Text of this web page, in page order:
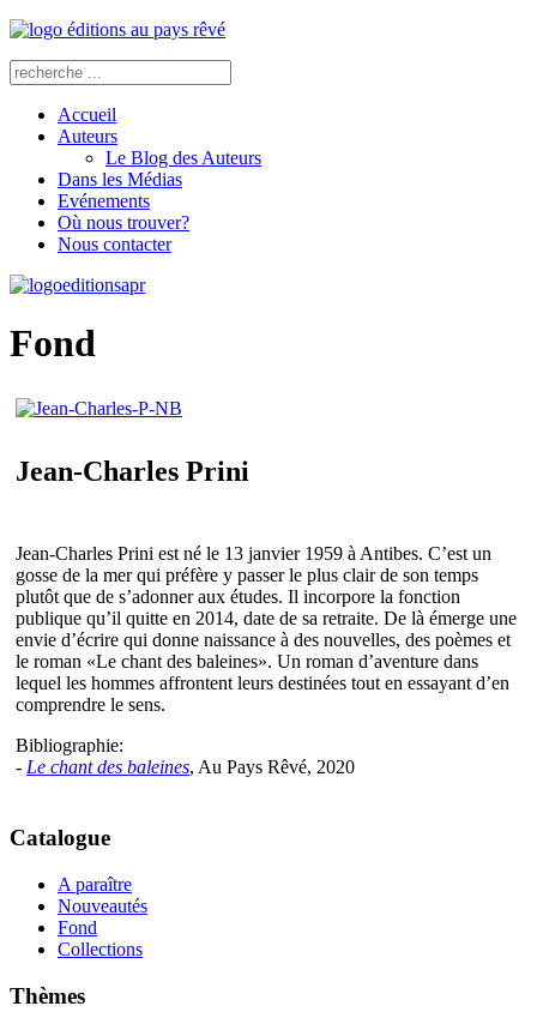
Accueil
Auteurs
Le Blog des Auteurs
Dans les Médias
Evénements
Où nous trouver?
Nous contacter
Fond
Jean-Charles Prini
Jean-Charles Prini est né le 13 janvier 1959 à Antibes. C’est un
gosse de la mer qui préfère y passer le plus clair de son temps
plutôt que de s’adonner aux études. Il incorpore la fonction
publique qu’il quitte en 2014, date de sa retraite. De là émerge une
envie d’écrire qui donne naissance à des nouvelles, des poèmes et
le roman «Le chant des baleines». Un roman d’aventure dans
lequel les hommes affrontent leurs destinées tout en essayant d’en
comprendre le sens.
Bibliographie:
- Le chant des baleines, Au Pays Rêvé, 2020
Catalogue
A paraître
Nouveautés
Fond
Collections
Thèmes